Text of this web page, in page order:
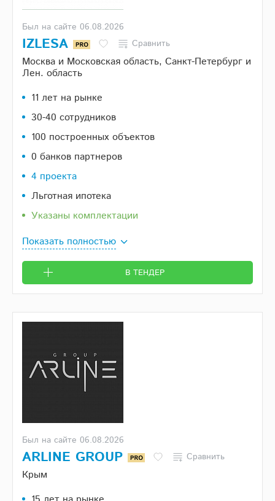
Был на сайте 06.08.2026
IZLESA Сравнить
Москва и Московская область, Санкт-Петербург и
Лен. область
11 лет на рынке
30-40 сотрудников
100 построенных объектов
0 банков партнеров
4 проекта
Льготная ипотека
Указаны комплектации
Показать полностью
В ТЕНДЕР
Был на сайте 06.08.2026
ARLINE GROUP Сравнить
Крым